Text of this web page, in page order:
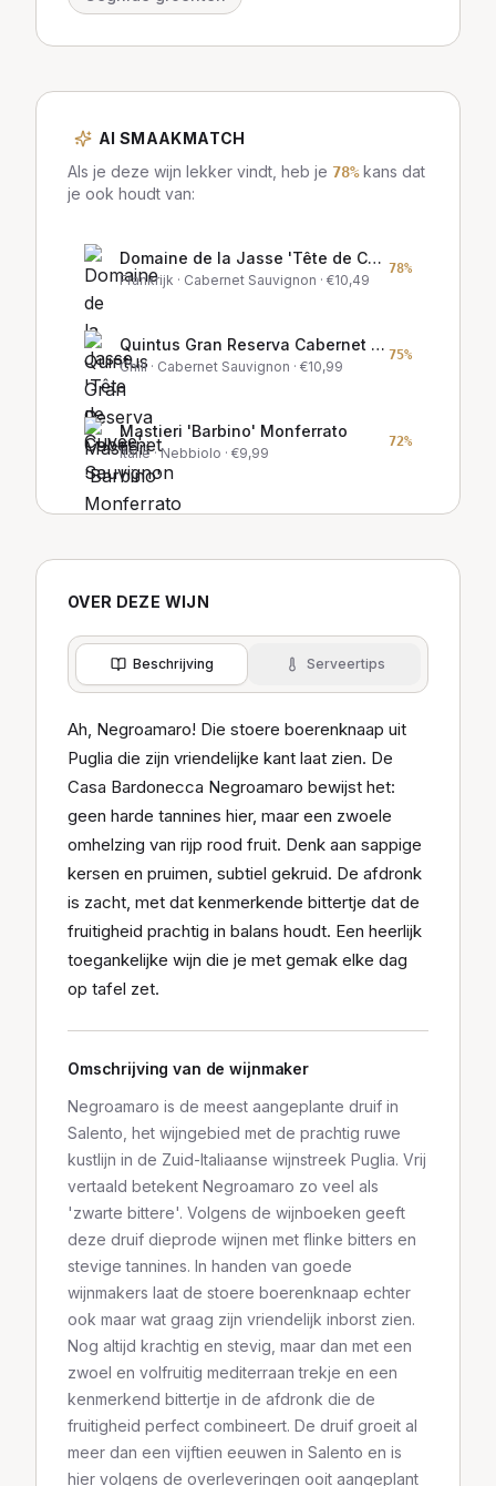
AI SMAAKMATCH
Als je deze wijn lekker vindt, heb je 78%kans dat
je ook houdt van:
Domaine de la Jasse 'Tête de Cuvée'
Frankrijk · Cabernet Sauvignon · €10,49
78%
Quintus Gran Reserva Cabernet Sauvignon
Chili · Cabernet Sauvignon · €10,99
75%
Mastieri 'Barbino' Monferrato
Italië· Nebbiolo · €9,99
72%
OVER DEZE WIJN
Beschrijving Serveertips
Ah, Negroamaro! Die stoere boerenknaap uit
Puglia die zijn vriendelijke kant laat zien. De
Casa Bardonecca Negroamaro bewijst het:
geen harde tannines hier, maar een zwoele
omhelzing van rijp rood fruit. Denk aan sappige
kersen en pruimen, subtiel gekruid. De afdronk
is zacht, met dat kenmerkende bittertje dat de
fruitigheid prachtig in balans houdt. Een heerlijk
toegankelijke wijn die je met gemak elke dag
op tafel zet.
Omschrijving van de wijnmaker
Negroamaro is de meest aangeplante druif in
Salento, het wijngebied met de prachtig ruwe
kustlijn in de Zuid-Italiaanse wijnstreek Puglia. Vrij
vertaald betekent Negroamaro zo veel als
'zwarte bittere'. Volgens de wijnboeken geeft
deze druif dieprode wijnen met flinke bitters en
stevige tannines. In handen van goede
wijnmakers laat de stoere boerenknaap echter
ook maar wat graag zijn vriendelijk inborst zien.
Nog altijd krachtig en stevig, maar dan met een
zwoel en volfruitig mediterraan trekje en een
kenmerkend bittertje in de afdronk die de
fruitigheid perfect combineert. De druif groeit al
meer dan een vijftien eeuwen in Salento en is
hier volgens de overleveringen ooit aangeplant